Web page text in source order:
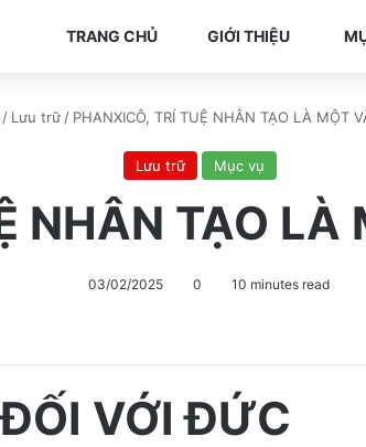
TRANG CHỦ GIỚI THIỆU
/ Lưu trữ / PHANXICÔ, TRÍ TUỆ NHÂN TẠO LÀ MỘT
Lưu trữ Mục vụ
NHÂN TẠO LÀ
03/02/2025 0 10 minutes read
VỚI ĐỨC